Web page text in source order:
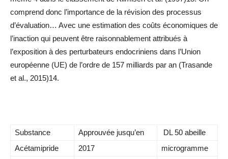
comprend donc l’importance de la révision des processus
d’évaluation… Avec une estimation des coûts économiques de
l’inaction qui peuvent être raisonnablement attribués à
l’exposition à des perturbateurs endocriniens dans l’Union
européenne (UE) de l’ordre de 157 milliards par an (Trasande
et al., 2015)14.
Substance Approuvée jusqu’en
DL 50 abeille
Acétamipride
2017
microgramme